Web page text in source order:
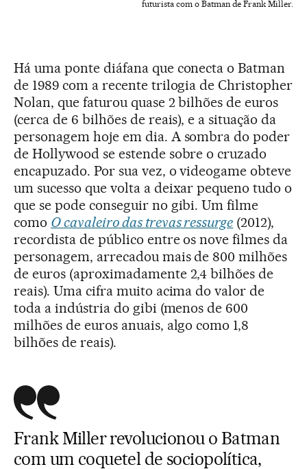
futurista com o Batman de Frank Miller.
Há uma ponte diáfana que conecta o Batman
de 1989 com a recente trilogia de Christopher
Nolan, que faturou quase 2 bilhões de euros
(cerca de 6 bilhões de reais), e a situação da
personagem hoje em dia. A sombra do poder
de Hollywood se estende sobre o cruzado
encapuzado. Por sua vez, o videogame obteve
um sucesso que volta a deixar pequeno tudo o
que se pode conseguir no gibi. Um filme
como O cavaleiro das trevas ressurge (2012),
recordista de público entre os nove filmes da
personagem, arrecadou mais de 800 milhões
de euros (aproximadamente 2,4 bilhões de
reais). Uma cifra muito acima do valor de
toda a indústria do gibi (menos de 600
milhões de euros anuais, algo como 1,8
bilhões de reais).
Frank Miller revolucionou o Batman
com um coquetel de sociopolítica,